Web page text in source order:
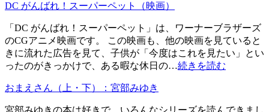
DC がんばれ！スーパーペット（映画）
「DC がんばれ！スーパーペット」は、ワーナーブラザーズ
のCGアニメ映画です。 この映画も、他の映画を見ていると
きに流れた広告を見て、子供が「今度はこれを見たい」とい
ったのがきっかけで、ある暇な休日の…続きを読む
おまえさん（上・下）：宮部みゆき